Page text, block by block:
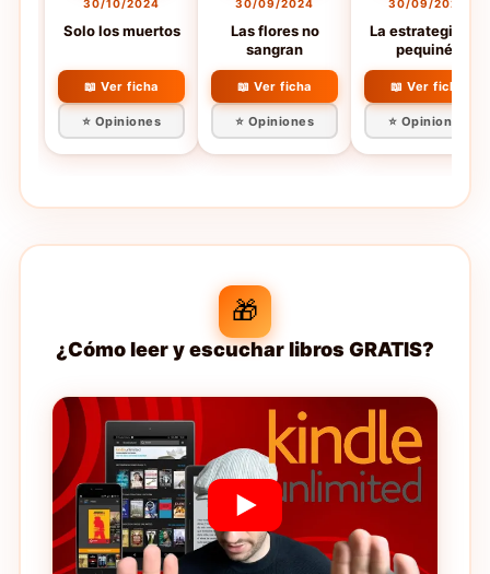
30/10/2024
Solo los muertos
📖 Ver ficha
⭐ Opiniones
30/09/2024
Las flores no
sangran
📖 Ver ficha
⭐ Opiniones
30/09/2024
La estrategia del
pequinés
📖 Ver ficha
⭐ Opiniones
🎁
¿Cómo leer y escuchar libros GRATIS?